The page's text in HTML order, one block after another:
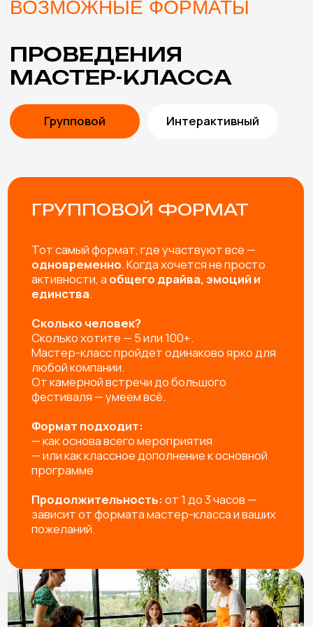
МАСТЕР-КЛАССА
ВКЛЮЧЕНЫ
ПОМОЩЬ В ВЫБОРЕ
Подберем мастер-классы с учетом особенностей
мероприятия и возраста участников. Либо
разработаем эксклюзивный мастер-класс под вашу
Согласуем и учтем все пожелания, от особенностей
материалов и тематики мероприятия до внешнего
вида мастеров.
ИНСТРУМЕНТЫ И
материалы для мастер-класса (с запасом, чтобы
хватило всем желающим)
ВЫЕЗД И РАБОТА МАСТЕРОВ
Профессиональные мастера не только пошагово
расскажут как сделать изделие, но и создадут
помогут каждому участнику.
УПАКОВКА ИЗДЕЛИЙ
Упаковываем готовые изделия в подарочный пакет
или коробочку, чтобы удобно было нести домой и,
при желании, подарить родным и близким
УБОРКА РАБОЧЕГО МЕСТА
Привозим защитную скатерть, фартуки, перчатки, а
после мероприятия убираем за собой рабочее